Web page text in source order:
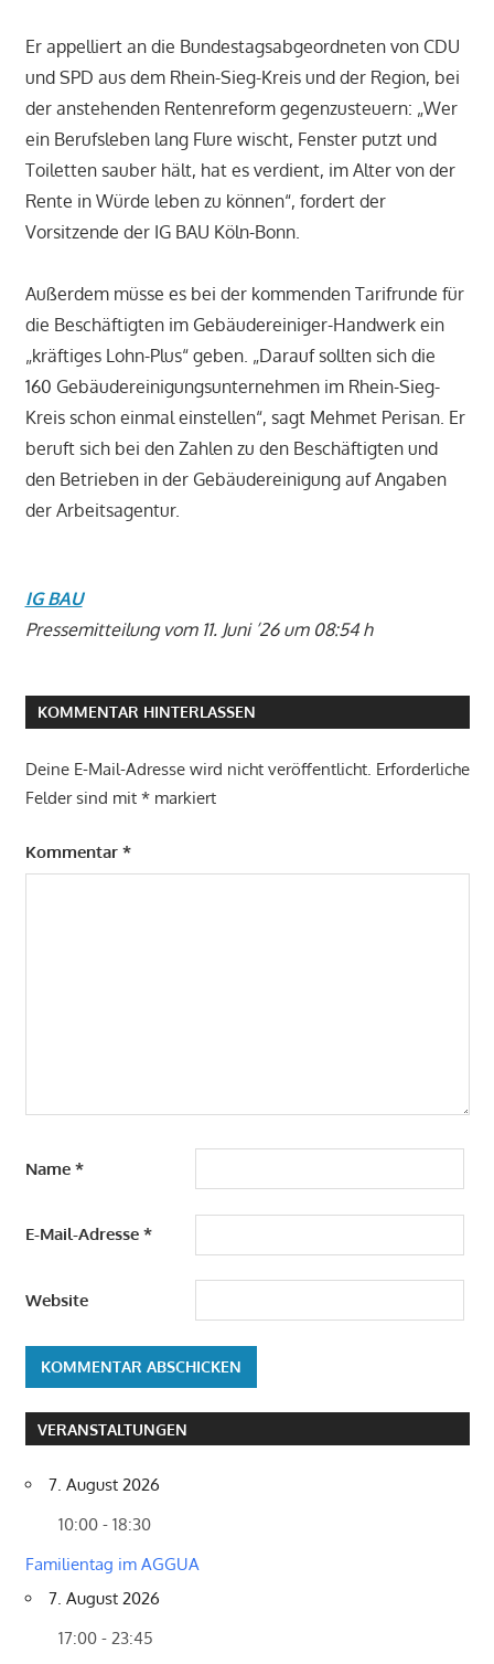
Er appelliert an die Bundestagsabgeordneten von CDU
und SPD aus dem Rhein-Sieg-Kreis und der Region, bei
der anstehenden Rentenreform gegenzusteuern: „Wer
ein Berufsleben lang Flure wischt, Fenster putzt und
Toiletten sauber hält, hat es verdient, im Alter von der
Rente in Würde leben zu können“, fordert der
Vorsitzende der IG BAU Köln-Bonn.
Außerdem müsse es bei der kommenden Tarifrunde für
die Beschäftigten im Gebäudereiniger-Handwerk ein
„kräftiges Lohn-Plus“ geben. „Darauf sollten sich die
160 Gebäudereinigungsunternehmen im Rhein-Sieg-
Kreis schon einmal einstellen“, sagt Mehmet Perisan. Er
beruft sich bei den Zahlen zu den Beschäftigten und
den Betrieben in der Gebäudereinigung auf Angaben
der Arbeitsagentur.
IG BAU
Pressemitteilung vom 11. Juni ’26 um 08:54 h
KOMMENTAR HINTERLASSEN
Deine E-Mail-Adresse wird nicht veröffentlicht. Erforderliche
Felder sind mit *markiert
Kommentar *
Name *
E-Mail-Adresse *
Website
VERANSTALTUNGEN
7. August 2026
10:00 - 18:30
Familientag im AGGUA
7. August 2026
17:00 - 23:45